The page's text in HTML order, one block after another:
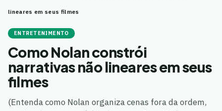
lineares em seus filmes
ENTRETENIMENTO
Como Nolan constrói
narrativas não lineares em seus
filmes
(Entenda como Nolan organiza cenas fora da ordem,